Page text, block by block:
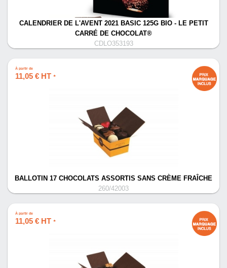
CALENDRIER DE L'AVENT 2021 BASIC 125G BIO - LE PETIT
CARRÉ DE CHOCOLAT®
CDLO353193
À partir de
11,05 € HT *
BALLOTIN 17 CHOCOLATS ASSORTIS SANS CRÈME FRAÎCHE
260/42003
À partir de
11,05 € HT *